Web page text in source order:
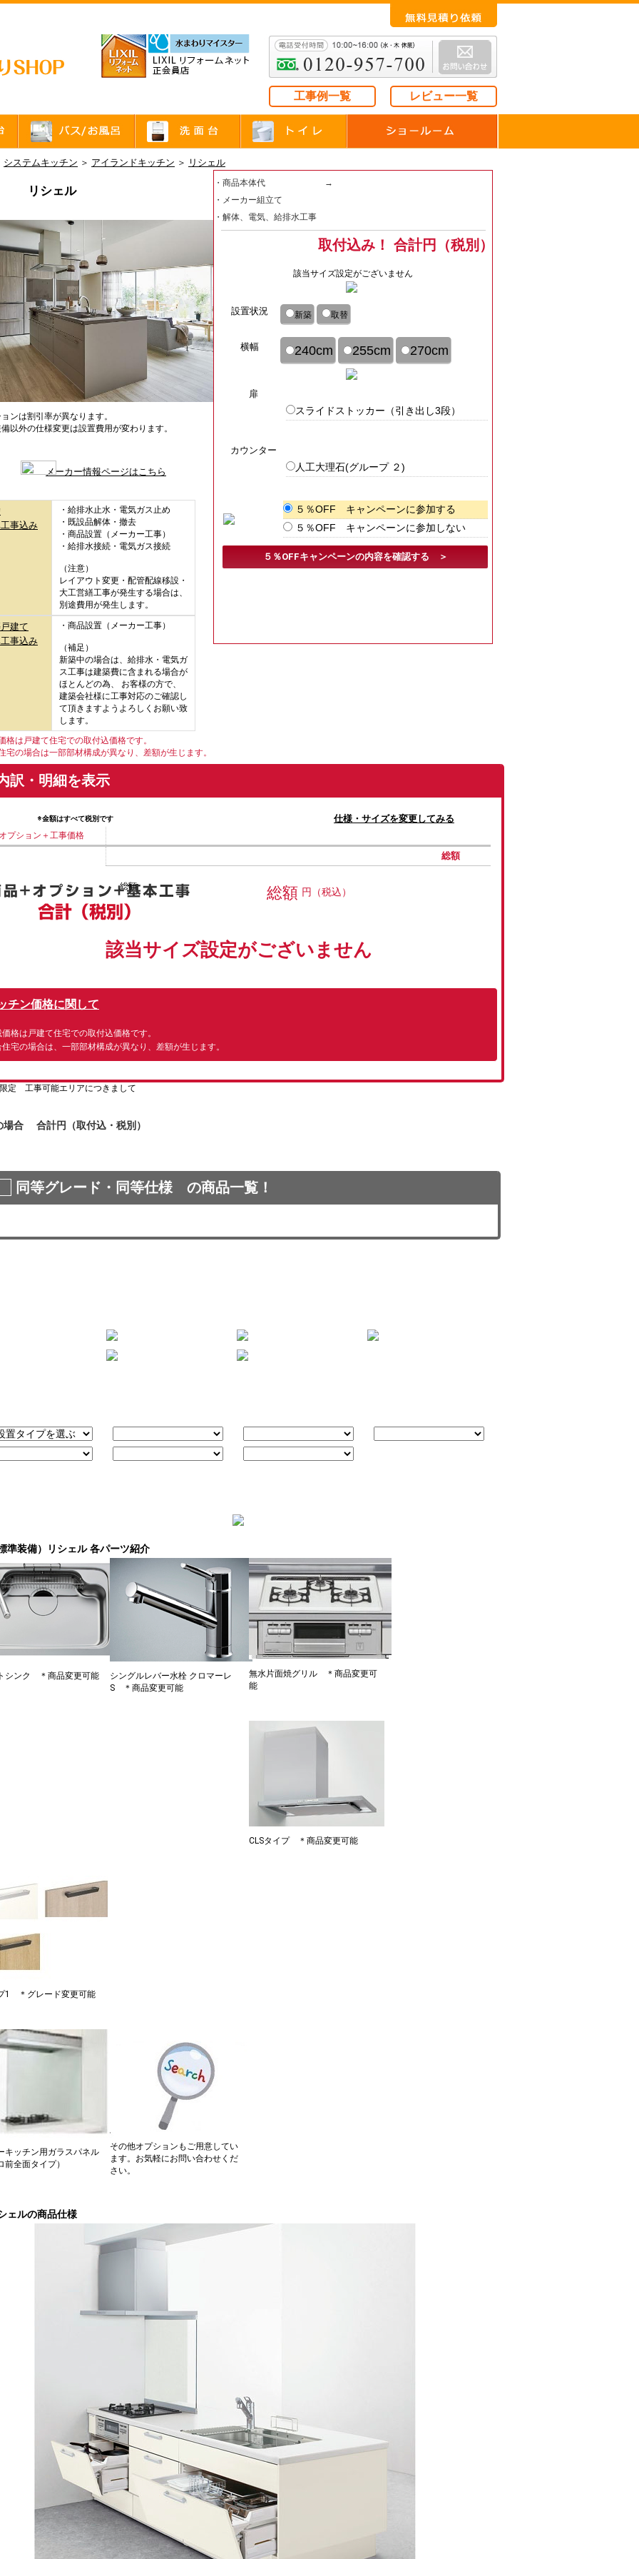
リシェル
工事例一覧 レビュー一覧
システムキッチン ＞ アイランドキッチン ＞ リシェル
ンは割引率が異なります。
以外の仕様変更は設置費用が変わります。
メーカー情報ページはこちら
事込み
・給排水止水・電気ガス止め
・既設品解体・撤去
・商品設置（メーカー工事）
・給排水接続・電気ガス接続
（注意）
レイアウト変更・配管配線移設・
大工営繕工事が発生する場合は、
別途費用が発生します。
建て
事込み
・商品設置（メーカー工事）
（補足）
新築中の場合は、給排水・電気ガ
ス工事は建築費に含まれる場合が
ほとんどの為、 お客様の方で、
建築会社様に工事対応のご確認し
て頂きますようよろしくお願い致
します。
格は戸建て住宅での取付込価格です。
の場合は一部部材構成が異なり、差額が生じます。
・商品本体代
→
・メーカー組立て
・解体、電気、給排水工事
取付込み！ 合計円（税別）
該当サイズ設定がございません
設置状況 新築 取替
横幅 240cm 255cm 270cm
扉
スライドストッカー（引き出し3段）
カウンター
人工大理石(グループ ２)
５％OFF キャンペーンに参加する
５％OFF キャンペーンに参加しない
５％OFFキャンペーンの内容を確認する ＞
訳・明細を表示
※金額はすべて税別です 仕様・サイズを変更してみる
プション＋工事価格
総額
総額 総額 円（税込）
該当サイズ設定がございません
チン価格に関して
格は戸建て住宅での取付込価格です。
住宅の場合は、一部部材構成が異なり、差額が生じます。
場合 合計円（取付込・税別）
同等グレード・同等仕様 の商品一覧！
準装備）リシェル 各パーツ紹介
シンク ＊商品変更可能
シングルレバー水栓 クロマーレ
S ＊商品変更可能
無水片面焼グリル ＊商品変更可
能
CLSタイプ ＊商品変更可能
1 ＊グレード変更可能
キッチン用ガラスパネル
前全面タイプ）
その他オプションもご用意してい
ます。お気軽にお問い合わせくだ
さい。
ェルの商品仕様